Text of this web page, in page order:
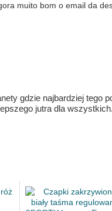
muito bom o email da
gdzie najbardziej tego
jutra dla wszystkich.